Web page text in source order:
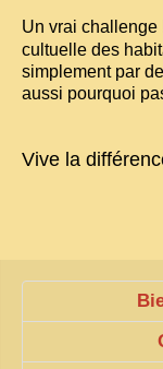
VIETNAM 1950
ALBUMS DE
ARMÉE, JUSTICE,
INSOLITES
EN DIRECT
ENQUÊTES
Un vrai challenge
cultuelle des
simplement par
aussi pourquoi
Vive la